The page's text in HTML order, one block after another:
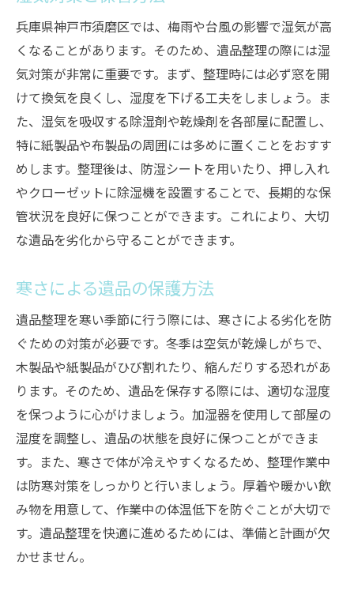
兵庫県神戸市須磨区では、梅雨や台風の影響で湿気が高
くなることがあります。そのため、遺品整理の際には湿
気対策が非常に重要です。まず、整理時には必ず窓を開
けて換気を良くし、湿度を下げる工夫をしましょう。ま
た、湿気を吸収する除湿剤や乾燥剤を各部屋に配置し、
特に紙製品や布製品の周囲には多めに置くことをおすす
めします。整理後は、防湿シートを用いたり、押し入れ
やクローゼットに除湿機を設置することで、長期的な保
管状況を良好に保つことができます。これにより、大切
な遺品を劣化から守ることができます。
寒さによる遺品の保護方法
遺品整理を寒い季節に行う際には、寒さによる劣化を防
ぐための対策が必要です。冬季は空気が乾燥しがちで、
木製品や紙製品がひび割れたり、縮んだりする恐れがあ
ります。そのため、遺品を保存する際には、適切な湿度
を保つように心がけましょう。加湿器を使用して部屋の
湿度を調整し、遺品の状態を良好に保つことができま
す。また、寒さで体が冷えやすくなるため、整理作業中
は防寒対策をしっかりと行いましょう。厚着や暖かい飲
み物を用意して、作業中の体温低下を防ぐことが大切で
す。遺品整理を快適に進めるためには、準備と計画が欠
かせません。